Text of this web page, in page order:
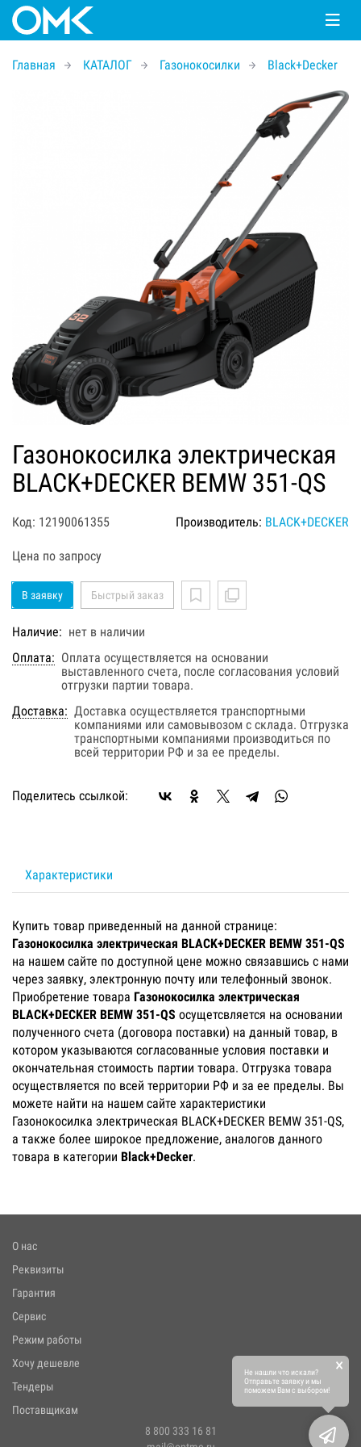
Главная КАТАЛОГ Газонокосилки Black+Decker
Газонокосилка электрическая
BLACK+DECKER BEMW 351-QS
Код: 12190061355 Производитель: BLACK+DECKER
Цена по запросу
В заявку Быстрый заказ
Наличие: нет в наличии
Оплата: Оплата осуществляется на основании
выставленного счета, после согласования условий
отгрузки партии товара.
Доставка: Доставка осуществляется транспортными
компаниями или самовывозом с склада. Отгрузка
транспортными компаниями производиться по
всей территории РФ и за ее пределы.
Поделитесь ссылкой:
Характеристики
Купить товар приведенный на данной странице:
Газонокосилка электрическая BLACK+DECKER BEMW 351-QS
на нашем сайте по доступной цене можно связавшись с нами
через заявку, электронную почту или телефонный звонок.
Приобретение товара Газонокосилка электрическая
BLACK+DECKER BEMW 351-QS осущетсвляется на основании
полученного счета (договора поставки) на данный товар, в
котором указываются согласованные условия поставки и
окончательная стоимость партии товара. Отгрузка товара
осуществляется по всей территории РФ и за ее пределы. Вы
можете найти на нашем сайте характеристики
Газонокосилка электрическая BLACK+DECKER BEMW 351-QS,
а также более широкое предложение, аналогов данного
товара в категории Black+Decker.
О нас
Реквизиты
Гарантия
Сервис
Режим работы
Хочу дешевле
Тендеры
Поставщикам
8 800 333 16 81
Не нашли что искали?
Отправьте заявку и мы
поможем Вам с выбором!
×